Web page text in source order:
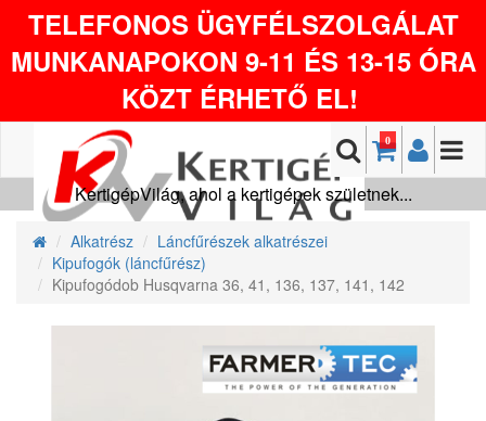
TELEFONOS ÜGYFÉLSZOLGÁLAT
MUNKANAPOKON 9-11 ÉS 13-15 ÓRA
KÖZT ÉRHETŐ EL!
0
KertigépVilág, ahol a kertigépek születnek...
Alkatrész
Láncfűrészek alkatrészei
Kipufogók (láncfűrész)
Kipufogódob Husqvarna 36, 41, 136, 137, 141, 142